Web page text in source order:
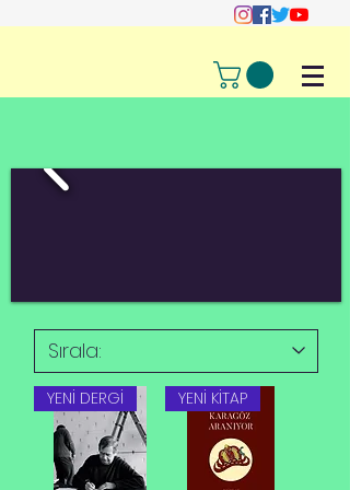
YENİ DERGİ YENİ KİTAP